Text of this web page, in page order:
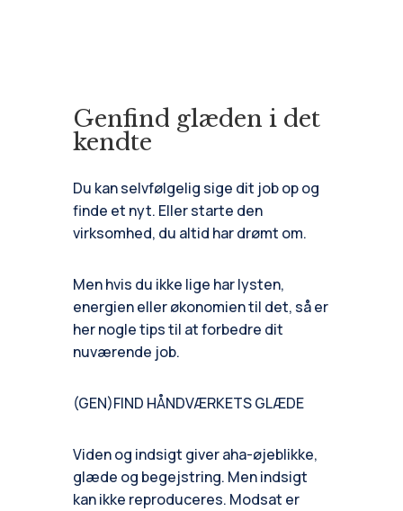
Genfind glæden i det
kendte
Du kan selvfølgelig sige dit job op og
finde et nyt. Eller starte den
virksomhed, du altid har drømt om.
Men hvis du ikke lige har lysten,
energien eller økonomien til det, så er
her nogle tips til at forbedre dit
nuværende job.
(GEN)FIND HÅNDVÆRKETS GLÆDE
Viden og indsigt giver aha-øjeblikke,
glæde og begejstring. Men indsigt
kan ikke reproduceres. Modsat er